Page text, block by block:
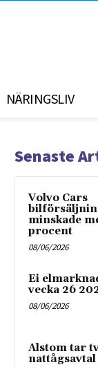
NÄRINGSLIV
Senaste
Volvo Cars
minskade
procent
08/06/2026
Ei
vecka 26
08/06/2026
Alstom tar
nattågsavtal